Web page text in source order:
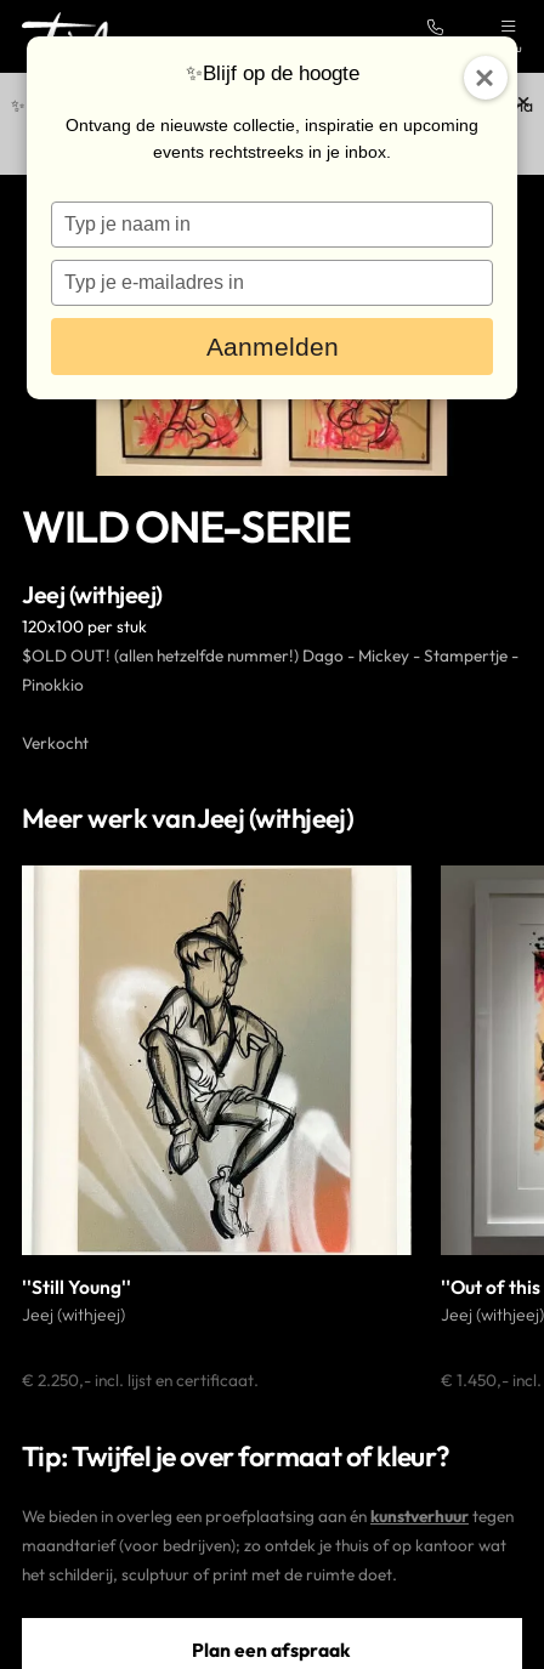
Menu
✨Blijf op de hoogte van de nieuwste collectie en upcoming events via
onze nieuwsbrief
Collectie
Galerie
Kunstenaars
Outlet
Bezoek de galerie
Inkoop
Eventlocatie
Nieuws & agenda
WILD ONE-SERIE
Jeej (withjeej)
120x100 per stuk
$OLD OUT! (allen hetzelfde nummer!) Dago - Mickey - Stampertje -
Pinokkio
Verkocht
Meer werk van Jeej (withjeej)
''Still Young''
Jeej (withjeej)
€ 2.250,- incl. lijst en certificaat.
''Out of
Jeej (withjeej)
€ 1.450,-
Tip: Twijfel je over formaat of kleur?
We bieden in overleg een proefplaatsing aan énkunstverhuurtegen
maandtarief (voor bedrijven); zo ontdek je thuis of op kantoor wat
het schilderij, sculptuur of print met de ruimte doet.
Plan een afspraak
✨Blijf op de hoogte
Ontvang de nieuwste collectie, inspiratie en upcoming
events rechtstreeks in je inbox.
Typ
je
naam
Typ
je
e-
in
Aanmelden